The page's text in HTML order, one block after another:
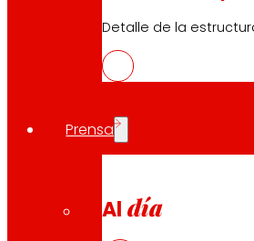
Detalle de la
Prensa
Al día